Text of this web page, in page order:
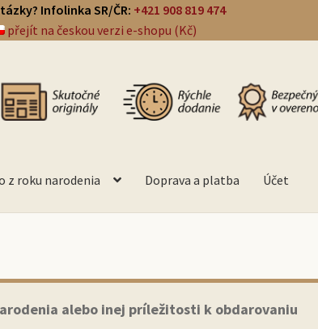
Infolinka SR/ČR: +421 908 819 474
přejít na českou verzi e-shopu (Kč)
z roku narodenia Doprava a platba Účet
alebo inej príležitosti k obdarovaniu